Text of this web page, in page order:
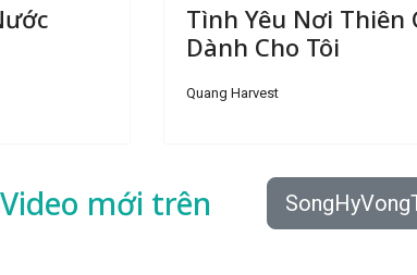
Tình Yêu Nơi Thiên
Dành Cho Tôi
Quang Harvest
mới trên